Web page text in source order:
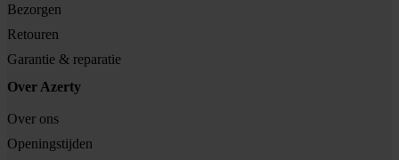
Bezorgen
Retouren
Garantie & reparatie
Over Azerty
Over ons
Openingstijden